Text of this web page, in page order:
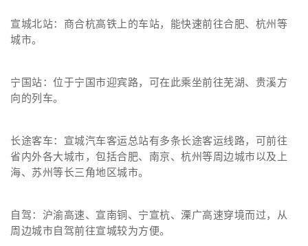
宣城北站：商合杭高铁上的车站，能快速前往合肥、杭州等
城市。
宁国站：位于宁国市迎宾路，可在此乘坐前往芜湖、贵溪方
向的列车。
长途客车：宣城汽车客运总站有多条长途客运线路，可前往
省内外各大城市，包括合肥、南京、杭州等周边城市以及上
海、苏州等长三角地区城市。
自驾：沪渝高速、宣南铜、宁宣杭、溧广高速穿境而过，从
周边城市自驾前往宣城较为方便。